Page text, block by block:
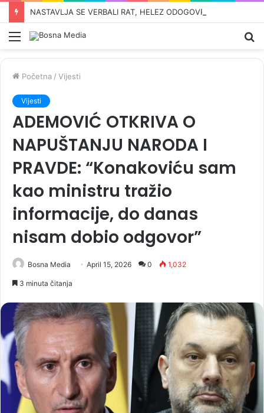
Meni
Početna / Vijesti
Vijesti
ADEMOVIĆ OTKRIVA O
NAPUŠTANJU NARODA I
PRAVDE: “Konakoviću sam
kao ministru tražio
informacije, do danas
nisam dobio odgovor”
Bosna Media April 15, 2026 0 1,032
3 minuta čitanja